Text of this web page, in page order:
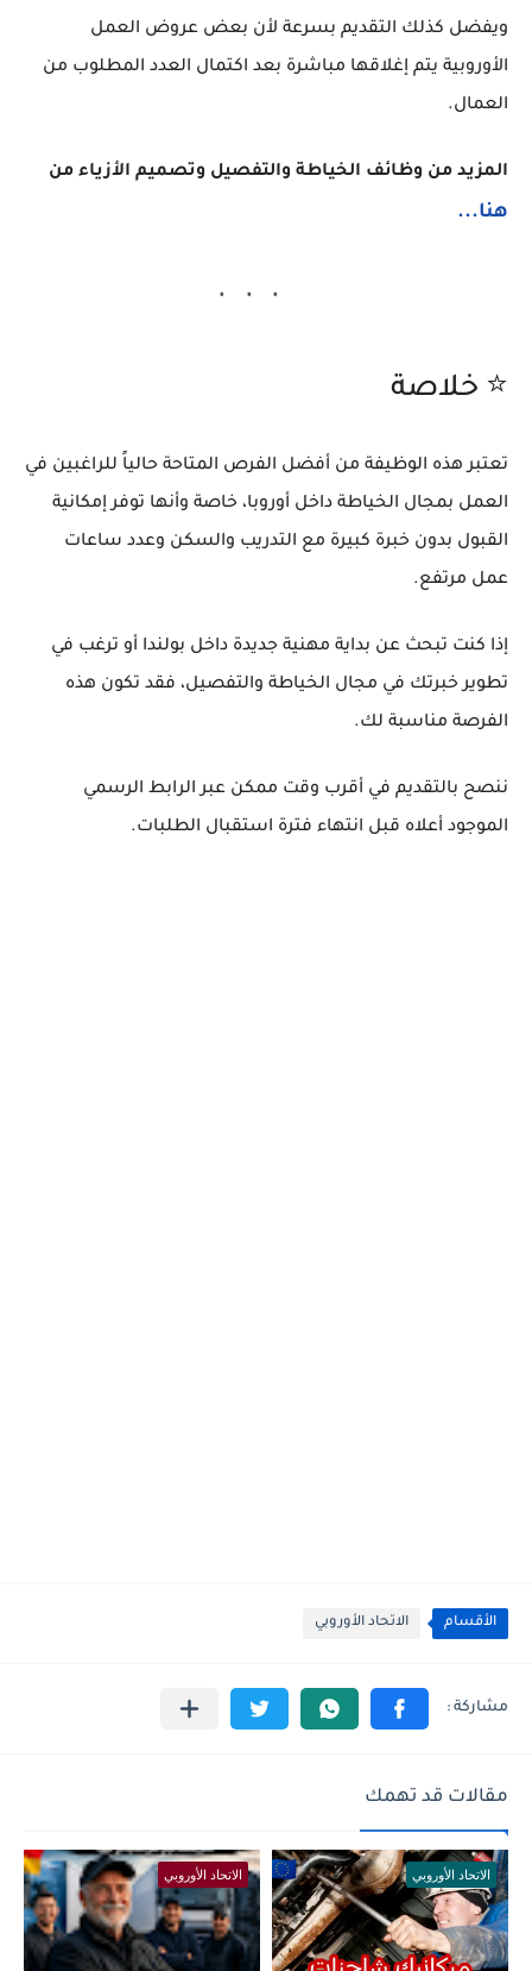
ويفضل كذلك التقديم بسرعة لأن بعض عروض العمل
الأوروبية يتم إغلاقها مباشرة بعد اكتمال العدد المطلوب من
العمال.
المزيد من وظائف الخياطة والتفصيل وتصميم الأزياء من
هنا...
⭐ خلاصة
تعتبر هذه الوظيفة من أفضل الفرص المتاحة حالياً للراغبين في
العمل بمجال الخياطة داخل أوروبا، خاصة وأنها توفر إمكانية
القبول بدون خبرة كبيرة مع التدريب والسكن وعدد ساعات
عمل مرتفع.
إذا كنت تبحث عن بداية مهنية جديدة داخل بولندا أو ترغب في
تطوير خبرتك في مجال الخياطة والتفصيل، فقد تكون هذه
الفرصة مناسبة لك.
ننصح بالتقديم في أقرب وقت ممكن عبر الرابط الرسمي
الموجود أعلاه قبل انتهاء فترة استقبال الطلبات.
الأقسام الاتحاد الأوروبي
مقالات قد تهمك
الاتحاد الأوروبي الاتحاد الأوروبي